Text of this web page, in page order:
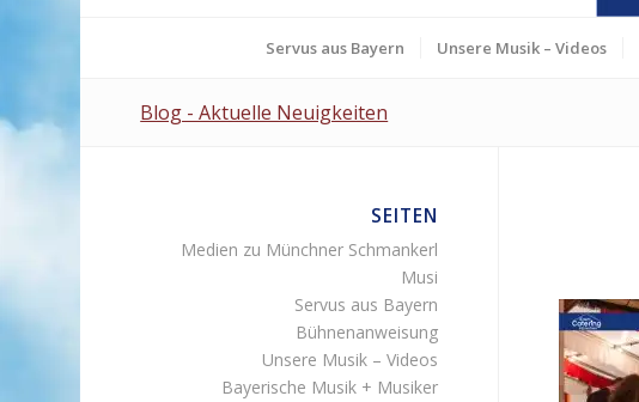
Servus aus Bayern Unsere Musik – Videos
Blog - Aktuelle Neuigkeiten
SEITEN
Medien zu Münchner Schmankerl
Musi
Servus aus Bayern
Bühnenanweisung
Unsere Musik – Videos
Bayerische Musik + Musiker